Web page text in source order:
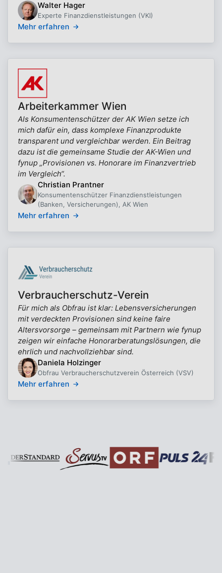
Walter Hager
Experte Finanzdienstleistungen (VKI)
Mehr erfahren
Arbeiterkammer Wien
Als Konsumentenschützer der AK Wien setze ich
mich dafür ein, dass komplexe Finanzprodukte
transparent und vergleichbar werden. Ein Beitrag
dazu ist die gemeinsame Studie der AK-Wien und
fynup „Provisionen vs. Honorare im Finanzvertrieb
im Vergleich“.
Christian Prantner
Konsumentenschützer Finanzdienstleistungen
(Banken, Versicherungen), AK Wien
Mehr erfahren
Verbraucherschutz-Verein
Für mich als Obfrau ist klar: Lebensversicherungen
mit verdeckten Provisionen sind keine faire
Altersvorsorge – gemeinsam mit Partnern wie fynup
zeigen wir einfache Honorarberatungslösungen, die
ehrlich und nachvollziehbar sind.
Daniela Holzinger
Obfrau Verbraucherschutzverein Österreich (VSV)
Mehr erfahren